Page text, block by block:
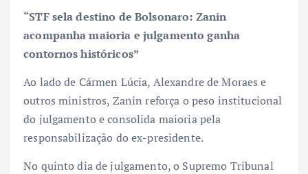
“STF sela destino de Bolsonaro: Zanin
acompanha maioria e julgamento ganha
contornos históricos”
Ao lado de Cármen Lúcia, Alexandre de Moraes e
outros ministros, Zanin reforça o peso institucional
do julgamento e consolida maioria pela
responsabilização do ex-presidente.
No quinto dia de julgamento, o Supremo Tribunal